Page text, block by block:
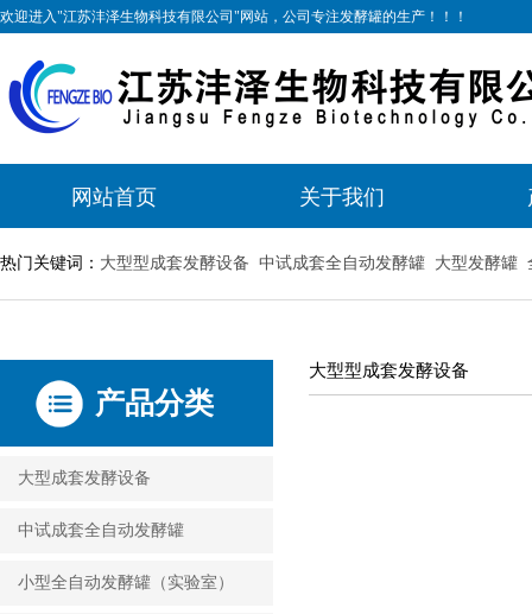
欢迎进入"江苏沣泽生物科技有限公司"网站，公司专注发酵罐的生产！！！
网站首页 关于我们
热门关键词： 大型型成套发酵设备 中试成套全自动发酵罐 大型发酵罐
产品分类
大型成套发酵设备
中试成套全自动发酵罐
小型全自动发酵罐（实验室）
大型型成套发酵设备